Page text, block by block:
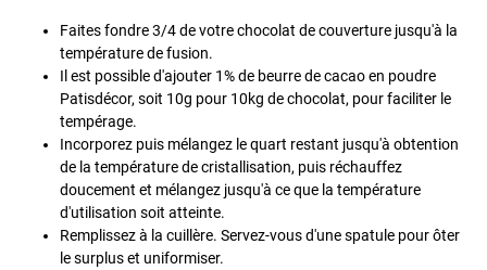
Faites fondre 3/4 de votre chocolat de couverture jusqu'à la
température de fusion.
Il est possible d'ajouter 1% de beurre de cacao en poudre
Patisdécor, soit 10g pour 10kg de chocolat, pour faciliter le
tempérage.
Incorporez puis mélangez le quart restant jusqu'à obtention
de la température de cristallisation, puis réchauffez
doucement et mélangez jusqu'à ce que la température
d'utilisation soit atteinte.
Remplissez à la cuillère. Servez-vous d'une spatule pour ôter
le surplus et uniformiser.